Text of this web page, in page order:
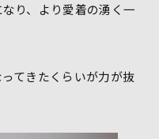
り、より愛着の湧く一
てきたくらいが力が抜